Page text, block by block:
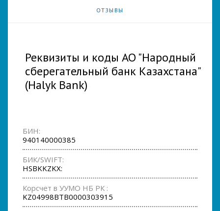
ОТЗЫВЫ
Реквизиты и коды АО "Народный
сберегательный банк Казахстана"
(Halyk Bank)
БИН:
940140000385
БИК/SWIFT:
HSBKKZKX:
Корсчет в УУМО НБ РК :
KZ04998BTB0000303915